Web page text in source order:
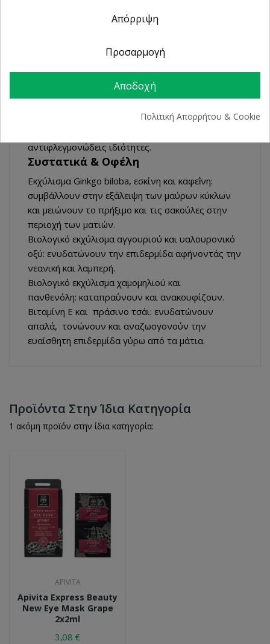
Έχει πλούσια φυσική σύνθεση και περιέχει
φυσικά συστατικάαπό βιολογικές καλλιέργειες,
όπως χαμομήλι, αγγούρι, πράσινο τσάι, το οποίο
πολυφαινόλες με σημαντική αντιοξειδωτική δράση
αντιφλεγμονώδεις ιδιότητες.
Συστατικά & Οφέλη
Εκχύλισμα Ginkgo biloba, εσκίνη και καφεῒνη:
συμβάλλουν στην εξάλειψη των μαύρων κύκλων
και μειώνουν το πρήξιμο και τις σακούλες στην
περιοχή των ματιών.
Bιολογικό εκχύλισμα αγγουριού και υαλουρονικό
οξύ: ενυδατώνουν την επιδερμίδα αφήνοντάς την
νεανική και λαμπερή.
Bιολογικό εκχύλισμα χαμομηλιού και
πανθενόλη: καταπραΰνουν και ανακουφίζουν.
Bιταμίνη Ε και πράσινο τσάι: ενυδατώνουν
απαλά, τονώνουν και αναζωογονούν την
ευαίσθητη επιδερμίδα γύρω από τα μάτια.
Προϊόντα Στην Ίδια Κατηγορία
1 ακόμη προϊόν στην ίδια κατηγορία:
APIVITA
Apivita Express Beauty
New Eye Mask Grape
2x2ml
3,08 €
Απόρριψη
Προσαρμογή
Αποδοχή
Πολιτική Απορρήτου & Cookie